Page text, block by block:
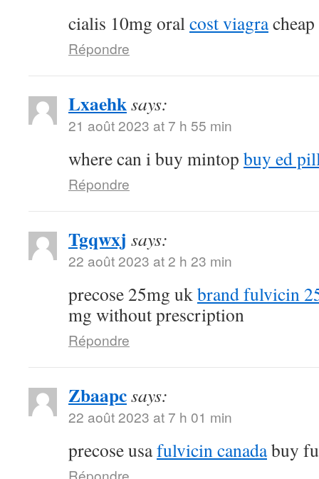
cialis 10mg oral cost viagra
Répondre
Lxaehksays:
21 août 2023 at 7 h 55 min
where can i buy mintop buy ed
Répondre
Tgqwxj says:
22 août 2023 at 2 h 23 min
precose 25mg uk brand fulvicin
mg without prescription
Répondre
Zbaapcsays:
22 août 2023 at 7 h 01 min
precose usafulvicin canadabuy
Répondre